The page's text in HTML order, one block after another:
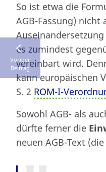
So ist etwa die
AGB-Fassung)
es zumindest
vereinbart wird.
kann europäischen
S. 2 ROM-I-
Sowohl AGB- als
dürfte ferner die
neuen AGB-Text
Voriger
Beitrag